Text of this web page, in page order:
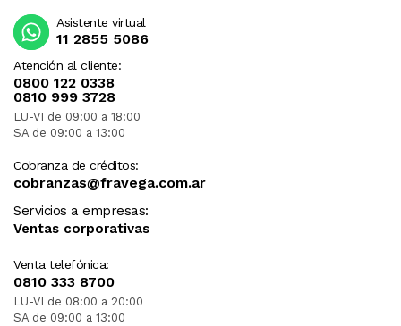
Atención al cliente:
0800 122 0338
0810 999 3728
LU-VI de 09:00 a 18:00
SA de 09:00 a 13:00
Cobranza de créditos:
cobranzas@fravega.com.ar
Servicios a empresas:
Ventas corporativas
Venta telefónica:
0810 333 8700
LU-VI de 08:00 a 20:00
SA de 09:00 a 13:00
Asistente virtual
11 2855 5086